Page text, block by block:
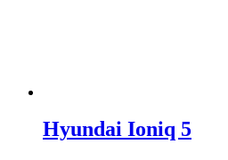
Hyundai Ioniq 5